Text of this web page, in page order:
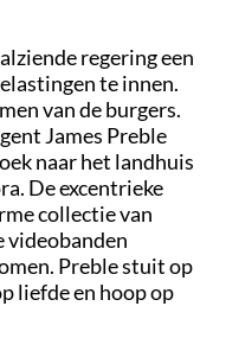
regering een
te innen.
van de burgers.
James Preble
naar het landhuis
De excentrieke
collectie van
videobanden
Preble stuit op
liefde en hoop op